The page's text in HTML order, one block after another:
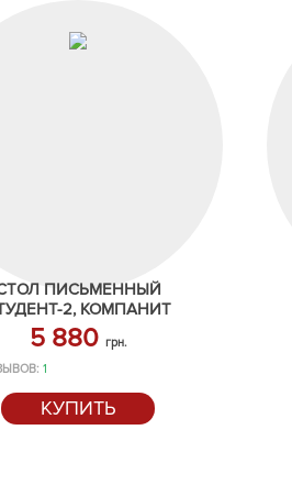
ПИСЬМЕННЫЙ
2, КОМПАНИТ
5 880 грн.
1
КУПИТЬ